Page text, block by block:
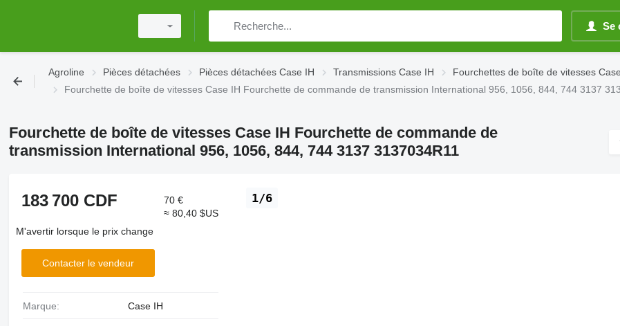
Se
Agroline Pièces détachées Pièces détachées Case IH Transmissions Case IH
Fourchettes de boîte de vitesses
Fourchette de boîte de vitesses Case IH Fourchette de commande de transmission International 956, 1056, 844, 744 3137
Fourchette de boîte de vitesses Case IH Fourchette de commande de
transmission International 956, 1056, 844, 744 3137 3137034R11
1/6
183 700 CDF
70 €
≈ 80,40 $US
M'avertir lorsque le prix change
Contacter le vendeur
Marque: Case IH